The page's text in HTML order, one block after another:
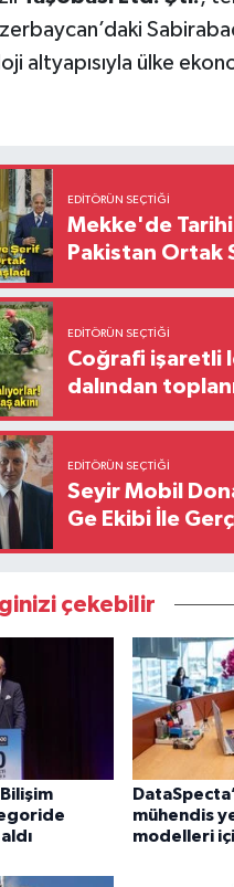
altyapısıyla ülke
EDITÖRÜN SEÇTIĞI
Mekke'de
Pakistan Ortak
EDITÖRÜN SEÇTIĞI
Coğrafi işaretli
dalından
EDITÖRÜN SEÇTIĞI
Seyir Mobil
Ge Ekibi İle
çekebilir
mühendis
modelleri